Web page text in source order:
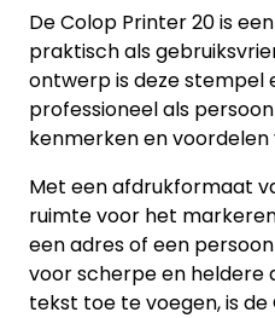
De Colop Printer 20 is
praktisch als
ontwerp is deze stempel
professioneel als
kenmerken en voordelen
Met een afdrukformaat
ruimte voor het
een adres of een
voor scherpe en heldere
tekst toe te voegen, is de